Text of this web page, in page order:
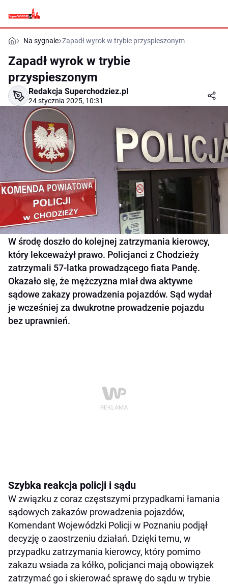
Na sygnale Zapadł wyrok w trybie przyspieszonym
Zapadł wyrok w trybie
przyspieszonym
Redakcja Superchodziez.pl
24 stycznia 2025, 10:31
W środę doszło do kolejnej zatrzymania kierowcy,
który lekceważył prawo. Policjanci z Chodzieży
zatrzymali 57-latka prowadzącego fiata Pandę.
Okazało się, że mężczyzna miał dwa aktywne
sądowe zakazy prowadzenia pojazdów. Sąd wydał
je wcześniej za dwukrotne prowadzenie pojazdu
bez uprawnień.
Szybka reakcja policji i sądu
W związku z coraz częstszymi przypadkami łamania
sądowych zakazów prowadzenia pojazdów,
Komendant Wojewódzki Policji w Poznaniu podjął
decyzję o zaostrzeniu działań. Dzięki temu, w
przypadku zatrzymania kierowcy, który pomimo
zakazu wsiada za kółko, policjanci mają obowiązek
zatrzymać go i skierować sprawę do sądu w trybie